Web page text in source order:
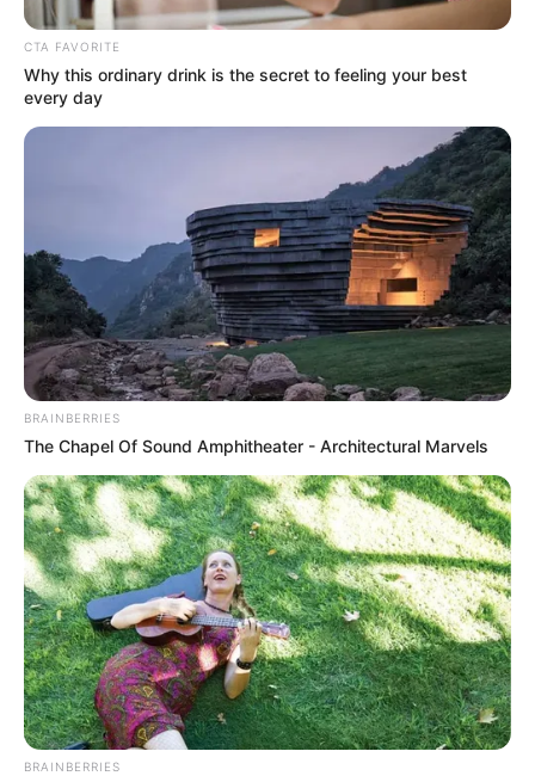
News
ΤΑ ΠΙΟ ΔΗΜΟΦΙΛΗ
CTA FAVORITE
Why this ordinary drink is the secret to feeling your best
every day
BRAINBERRIES
The Chapel Of Sound Amphitheater - Architectural Marvels
BRAINBERRIES